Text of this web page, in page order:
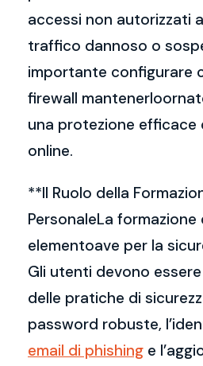
accessi non autorizzati
traffico dannoso o
importante configurare
firewall
una protezione efficace
online.
**Il Ruolo della
PersonaleLa formazione
elementoave per la
Gli utenti devono
delle pratiche di
password robuste,
email di phishing e